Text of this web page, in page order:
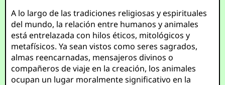
A lo largo de las tradiciones religiosas y espirituales
del mundo, la relación entre humanos y animales
está entrelazada con hilos éticos, mitológicos y
metafísicos. Ya sean vistos como seres sagrados,
almas reencarnadas, mensajeros divinos o
compañeros de viaje en la creación, los animales
ocupan un lugar moralmente significativo en la